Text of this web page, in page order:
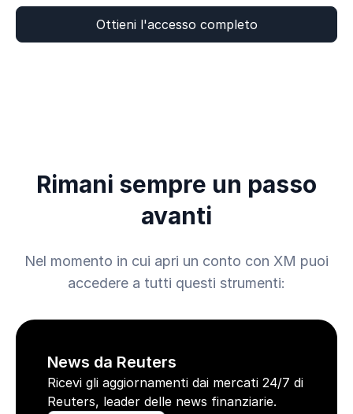
Ottieni l'accesso completo
Rimani sempre un passo
avanti
Nel momento in cui apri un conto con XM puoi
accedere a tutti questi strumenti:
News da Reuters
Ricevi gli aggiornamenti dai mercati 24/7 di
Reuters, leader delle news finanziarie.